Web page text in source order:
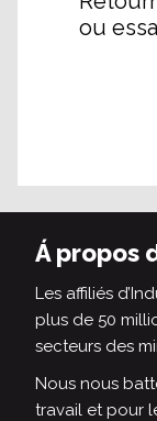
ou
Á propos
Les affiliés
plus de 50
secteurs des
Nous nous
travail et pour